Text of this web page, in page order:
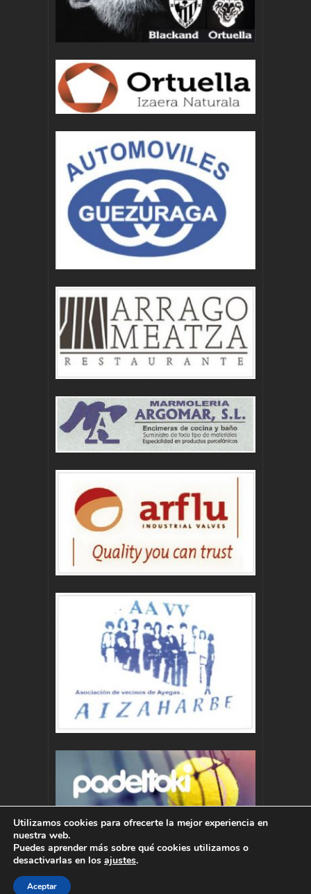
Autor : Pablo Momoitio - pablo@momoitio.com
Utilizamos cookies para ofrecerte la mejor experiencia en
nuestra web.
Puedes aprender más sobre qué cookies utilizamos o
desactivarlas en los ajustes.
Aceptar